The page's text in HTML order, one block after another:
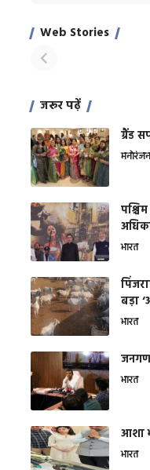
Web Stories
साहिल खान
जरूर पढ़ें
ग्रैंड
मनोरंजन
भारत
बड़ा
भारत
भारत
आशा
भारत